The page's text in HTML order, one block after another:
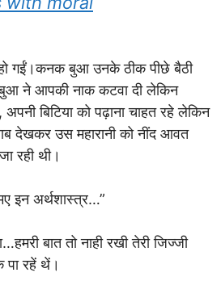
गईं।कनक बुआ उनके ठीक पीछे बैठी
ने आपकी नाक कटवा दी लेकिन
बिटिया को पढ़ाना चाहत रहे लेकिन
देखकर उस महारानी को नींद आवत
रही थी।
इन अर्थशास्त्र…”
बात तो नाही रखी तेरी जिज्जी
पा रहें थें।